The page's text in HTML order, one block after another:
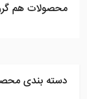
دسته بندی
ثبت نظر
افزودن نظر
محصولات هم